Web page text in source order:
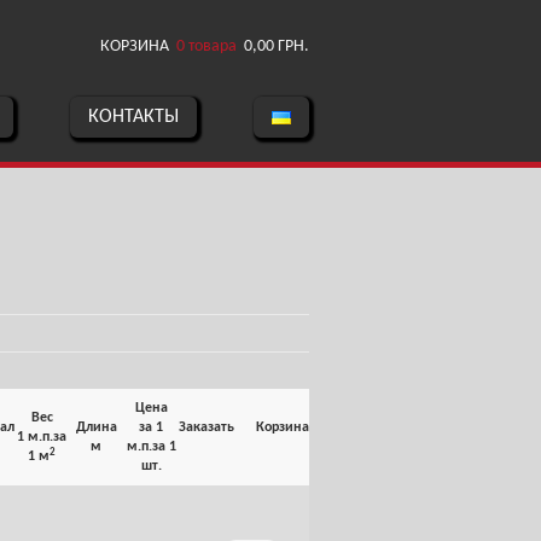
КОРЗИНА 0 товара 0,00 ГРН.
КОНТАКТЫ
Вес
1 м.п.за
1 м2
Длина
м
Цена
за 1
м.п.за 1
шт.
ЗаказатьКорзина